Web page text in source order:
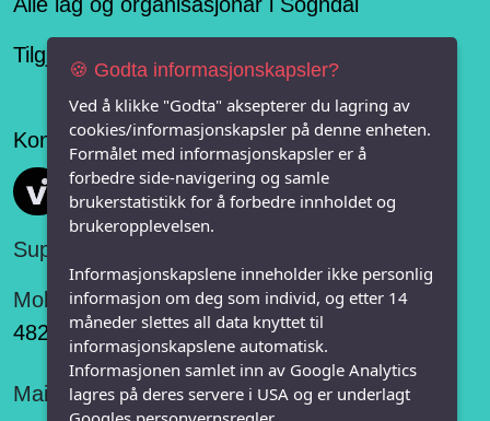
Tilgjengelegheitserklæring
Konseptet er levert av
Vi FRITID
Support:
Mobil:
482 75 848
Mail:
🍪 Godta informasjonskapsler?
Ved å klikke "Godta" aksepterer du lagring av
cookies/informasjonskapsler på denne enheten.
Formålet med informasjonskapsler er å
forbedre side-navigering og samle
brukerstatistikk for å forbedre innholdet og
brukeropplevelsen.
Informasjonskapslene inneholder ikke personlig
informasjon om deg som individ, og etter 14
måneder slettes all data knyttet til
informasjonskapslene automatisk.
Informasjonen samlet inn av Google Analytics
lagres på deres servere i USA og er underlagt